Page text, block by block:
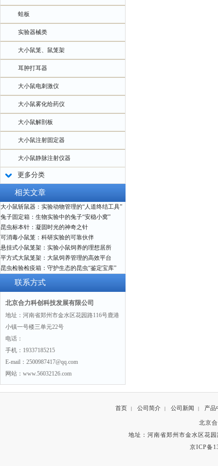
蛙板
实验器械类
大小鼠笼、鼠笼架
耳肿打耳器
大小鼠电刺激仪
大小鼠雾化给药仪
大小鼠解剖板
大小鼠注射固定器
大小鼠静脉注射仪器
更多分类
相关文章
大小鼠斩鼠器：实验动物管理的“人道终结工具”
兔子固定箱：生物实验中的兔子“安稳小窝”
昆虫标本针：凝固时光的神奇之针
可消毒小鼠笼：科研实验的可靠伙伴
悬挂式小鼠笼架：实验小鼠饲养的理想居所
平方式大鼠笼架：大鼠饲养管理的高效平台
昆虫检验检疫箱：守护生态的昆虫“鉴定宝库”
联系方式
北京合力科创科技发展有限公司
地址：河南省郑州市金水区花园路116号鹿港
小镇一号楼三单元22号
电话：
手机：19337185215
E-mail：2500987417@qq.com
网站：www.56032126.com
首页 | 公司简介 | 公司新闻 | 产品
北京
地址：河南省郑州市金水区花
京ICP备